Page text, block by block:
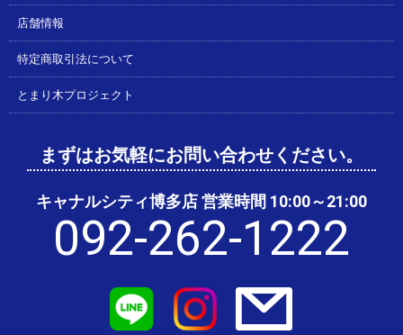
店舗情報
特定商取引法について
とまり木プロジェクト
まずはお気軽にお問い合わせください。
キャナルシティ博多店 営業時間 10:00～21:00
092-262-1222